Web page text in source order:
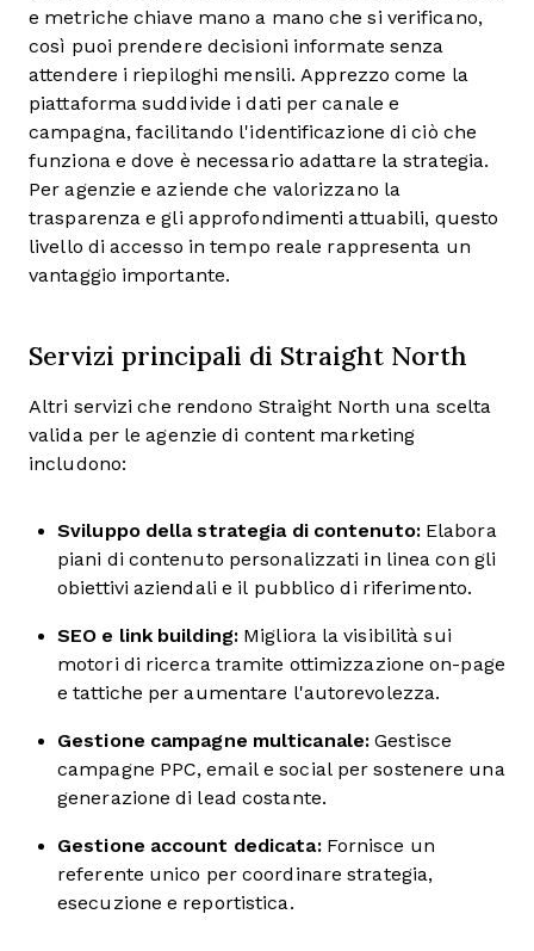
e metriche chiave mano a mano che si verificano,
così puoi prendere decisioni informate senza
attendere i riepiloghi mensili. Apprezzo come la
piattaforma suddivide i dati per canale e
campagna, facilitando l'identificazione di ciò che
funziona e dove è necessario adattare la strategia.
Per agenzie e aziende che valorizzano la
trasparenza e gli approfondimenti attuabili, questo
livello di accesso in tempo reale rappresenta un
vantaggio importante.
Servizi principali di Straight North
Altri servizi che rendono Straight North una scelta
valida per le agenzie di content marketing
includono:
Sviluppo della strategia di contenuto:Elabora
piani di contenuto personalizzati in linea con gli
obiettivi aziendali e il pubblico di riferimento.
SEO e link building: Migliora la visibilità sui
motori di ricerca tramite ottimizzazione on-page
e tattiche per aumentare l'autorevolezza.
Gestione campagne multicanale: Gestisce
campagne PPC, email e social per sostenere una
generazione di lead costante.
Gestione account dedicata:Fornisce un
referente unico per coordinare strategia,
esecuzione e reportistica.